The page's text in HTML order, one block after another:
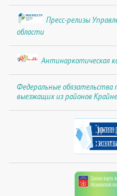
Пресс-релизы
области
Антинаркотическая
Федеральные обязательства
выезжащих из районов